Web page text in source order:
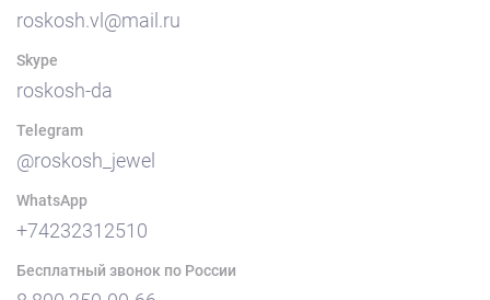
roskosh.vl@mail.ru
Skype
roskosh-da
Telegram
@roskosh_jewel
WhatsApp
+74232312510
Бесплатный звонок по России